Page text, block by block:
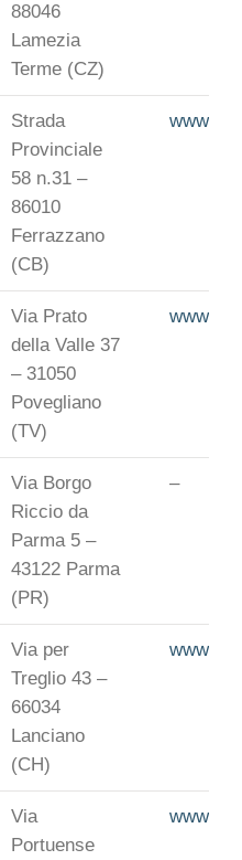
88046
Lamezia
Terme (CZ)
Strada
Provinciale
58 n.31 –
86010
Ferrazzano
(CB)
Via Prato
della Valle 37
– 31050
Povegliano
(TV)
Via Borgo
Riccio da
Parma 5 –
43122 Parma
(PR)
–
Via per
Treglio 43 –
66034
Lanciano
(CH)
Via
Portuense